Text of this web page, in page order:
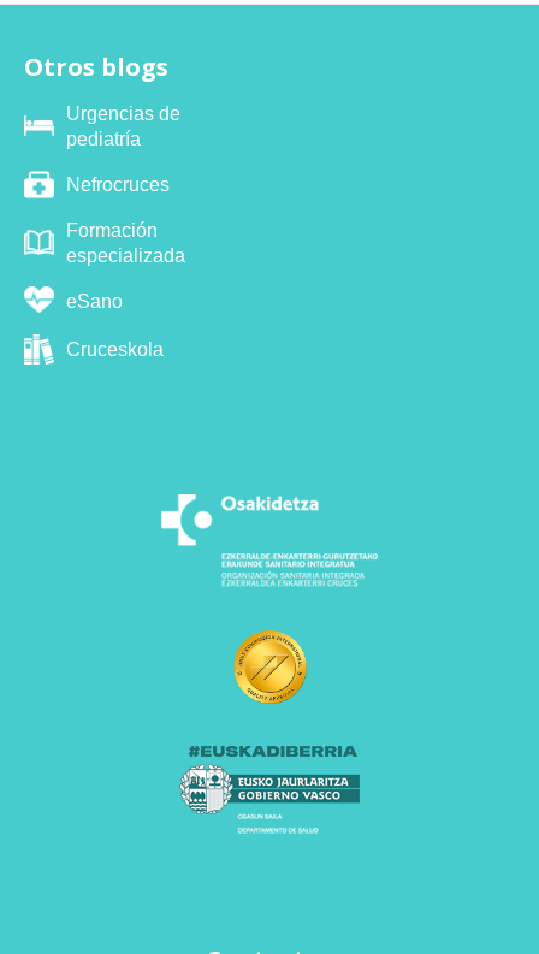
Otros blogs
Urgencias de
pediatría
Nefrocruces
Formación
especializada
eSano
Cruceskola